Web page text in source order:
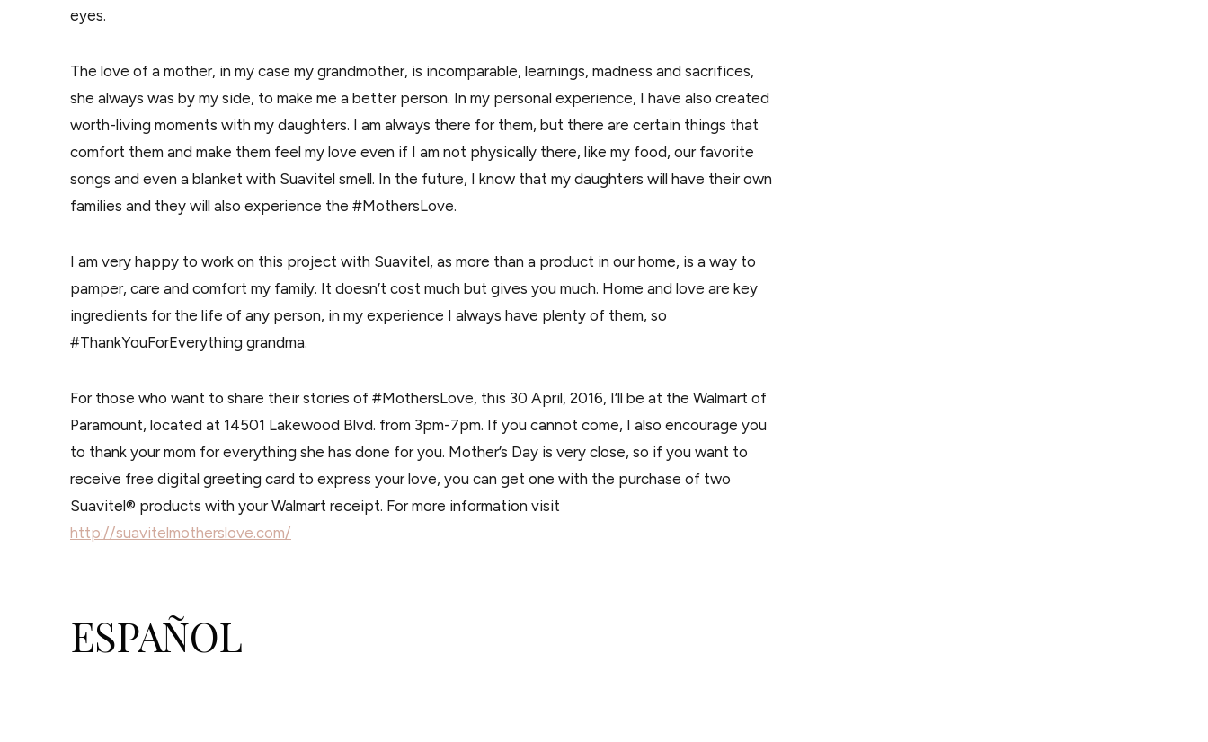
eyes.
The love of a mother, in my case my grandmother, is incomparable, learnings, madness and sacrifices,
she always was by my side, to make me a better person. In my personal experience, I have also created
worth-living moments with my daughters. I am always there for them, but there are certain things that
comfort them and make them feel my love even if I am not physically there, like my food, our favorite
songs and even a blanket with Suavitel smell. In the future, I know that my daughters will have their own
families and they will also experience the #MothersLove.
I am very happy to work on this project with Suavitel, as more than a product in our home, is a way to
pamper, care and comfort my family. It doesn’t cost much but gives you much. Home and love are key
ingredients for the life of any person, in my experience I always have plenty of them, so
#ThankYouForEverything grandma.
For those who want to share their stories of #MothersLove, this 30 April, 2016, I’ll be at the Walmart of
Paramount, located at 14501 Lakewood Blvd. from 3pm-7pm. If you cannot come, I also encourage you
to thank your mom for everything she has done for you. Mother’s Day is very close, so if you want to
receive free digital greeting card to express your love, you can get one with the purchase of two
Suavitel® products with your Walmart receipt. For more information visit
http://suavitelmotherslove.com/
ESPAÑOL